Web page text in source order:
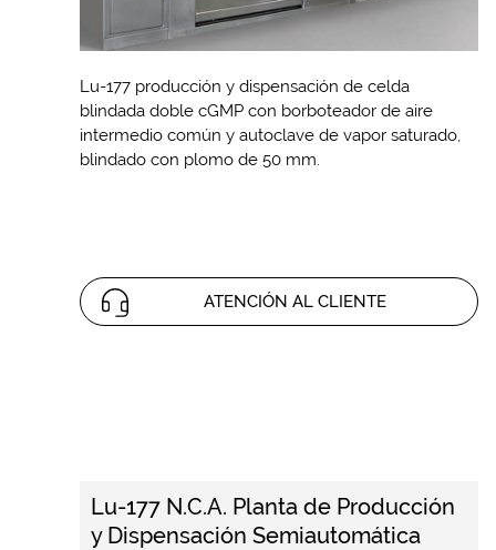
Lu-177 producción y dispensación de celda
blindada doble cGMP con borboteador de aire
intermedio común y autoclave de vapor saturado,
blindado con plomo de 50 mm.
ATENCIÓN AL CLIENTE
Lu-177 N.C.A. Planta de Producción
y Dispensación Semiautomática